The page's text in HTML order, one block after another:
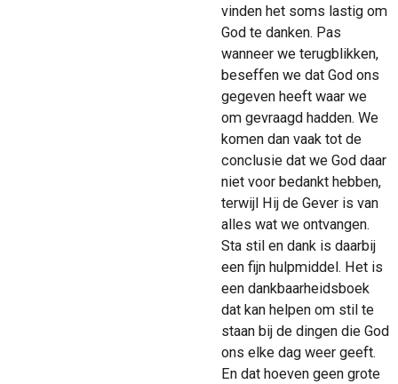
vinden het soms lastig om
God te danken. Pas
wanneer we terugblikken,
beseffen we dat God ons
gegeven heeft waar we
om gevraagd hadden. We
komen dan vaak tot de
conclusie dat we God daar
niet voor bedankt hebben,
terwijl Hij de Gever is van
alles wat we ontvangen.
Sta stil en dank is daarbij
een fijn hulpmiddel. Het is
een dankbaarheidsboek
dat kan helpen om stil te
staan bij de dingen die God
ons elke dag weer geeft.
En dat hoeven geen grote